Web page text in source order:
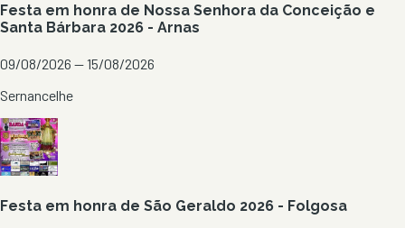
Festa em honra de Nossa Senhora da Conceição e
Santa Bárbara 2026 - Arnas
09/08/2026 — 15/08/2026
Sernancelhe
Festa em honra de São Geraldo 2026 - Folgosa